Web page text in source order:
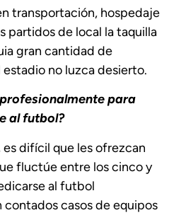
transportación, hospedaje
partidos de local la taquilla
gran cantidad de
no luzca desierto.
para
al futbol?
difícil que les ofrezcan
fluctúe entre los cinco y
al futbol
contados casos de equipos